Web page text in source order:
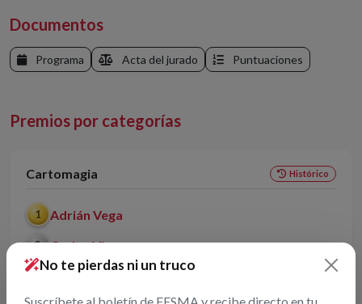
Documentos
Programa Acta del jurado Puntuaciones
Premios por categorías
Cartomagia Histórico
1 Adrián Vega
2 Carlos Vinuesa
Mago J
No te pierdas ni un truco